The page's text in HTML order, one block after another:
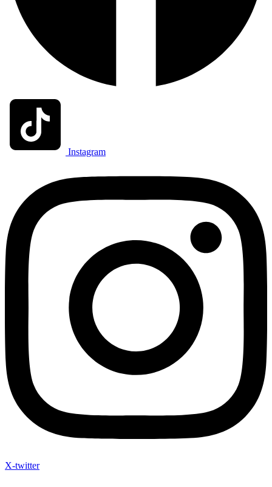
Instagram
X-twitter